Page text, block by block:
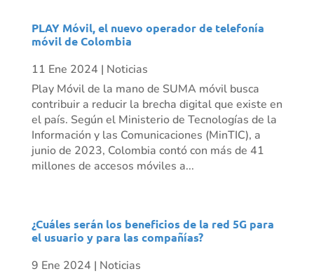
PLAY Móvil, el nuevo operador de telefonía
móvil de Colombia
11 Ene 2024 | Noticias
Play Móvil de la mano de SUMA móvil busca
contribuir a reducir la brecha digital que existe en
el país. Según el Ministerio de Tecnologías de la
Información y las Comunicaciones (MinTIC), a
junio de 2023, Colombia contó con más de 41
millones de accesos móviles a...
¿Cuáles serán los beneficios de la red 5G para
el usuario y para las compañías?
9 Ene 2024 | Noticias